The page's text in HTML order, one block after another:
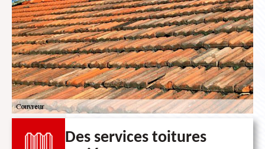
Des services toitures